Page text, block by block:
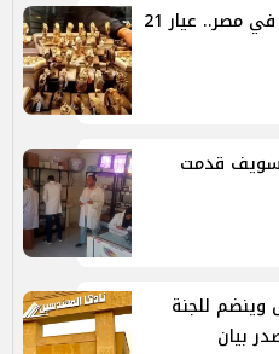
سعر الذهب اليوم الإثنين في مصر.. عيار 21
سويف قدمت
للجنة
بيان